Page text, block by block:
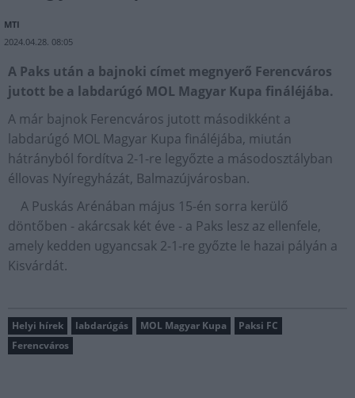
MTI
2024.04.28. 08:05
A Paks után a bajnoki címet megnyerő Ferencváros
jutott be a labdarúgó MOL Magyar Kupa fináléjába.
A már bajnok Ferencváros jutott másodikként a
labdarúgó MOL Magyar Kupa fináléjába, miután
hátrányból fordítva 2-1-re legyőzte a másodosztályban
éllovas Nyíregyházát, Balmazújvárosban.
A Puskás Arénában május 15-én sorra kerülő
döntőben - akárcsak két éve - a Paks lesz az ellenfele,
amely kedden ugyancsak 2-1-re győzte le hazai pályán a
Kisvárdát.
Helyi hírek labdarúgás MOL Magyar Kupa
Paksi FC
Ferencváros